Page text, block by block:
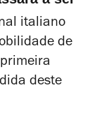
italiano
de
deste